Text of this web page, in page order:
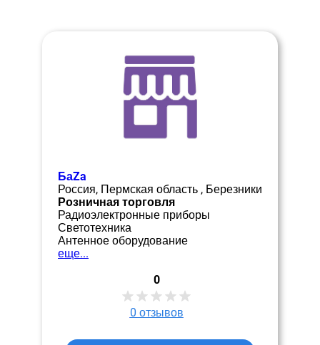
БаZa
Россия, Пермская область , Березники
Розничная торговля
Радиоэлектронные приборы
Светотехника
Антенное оборудование
еще...
0
0 отзывов